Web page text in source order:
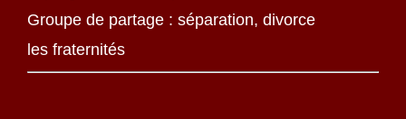
Groupe de partage : séparation, divorce
les fraternités